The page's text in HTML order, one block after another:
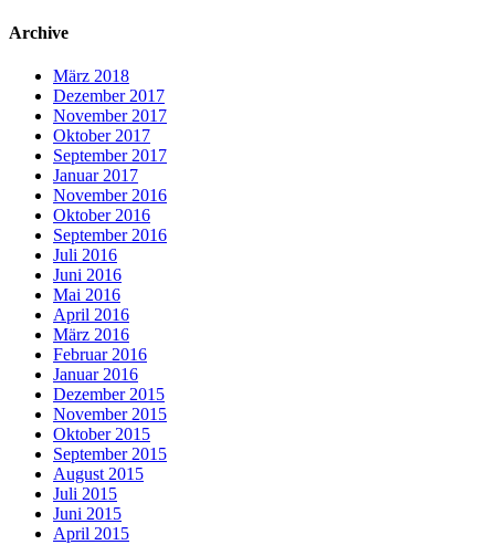
Archive
März 2018
Dezember 2017
November 2017
Oktober 2017
September 2017
Januar 2017
November 2016
Oktober 2016
September 2016
Juli 2016
Juni 2016
Mai 2016
April 2016
März 2016
Februar 2016
Januar 2016
Dezember 2015
November 2015
Oktober 2015
September 2015
August 2015
Juli 2015
Juni 2015
April 2015